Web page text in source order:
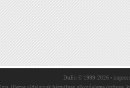
DuEn © 1999-2026 •